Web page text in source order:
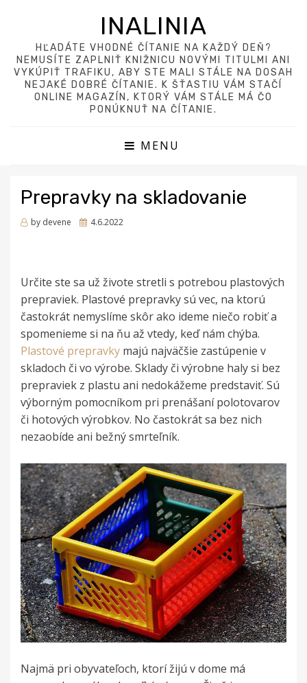
INALINIA
HĽADÁTE VHODNÉ ČÍTANIE NA KAŽDÝ DEŇ?
NEMUSÍTE ZAPLNIŤ KNIŽNICU NOVÝMI TITULMI ANI
VYKÚPIŤ TRAFIKU, ABY STE MALI STÁLE NA DOSAH
NEJAKÉ DOBRÉ ČÍTANIE. K ŠŤASTIU VÁM STAČÍ
ONLINE MAGAZÍN, KTORÝ VÁM STÁLE MÁ ČO
PONÚKNUŤ NA ČÍTANIE.
MENU
Prepravky na skladovanie
by devene
Posted
4.6.2022
Určite ste sa už živote stretli s potrebou plastových
prepraviek. Plastové prepravky sú vec, na ktorú
častokrát nemyslíme skôr ako ideme niečo robiť a
spomenieme si na ňu až vtedy, keď nám chýba.
Plastové prepravky majú najväčšie zastúpenie v
skladoch či vo výrobe. Sklady či výrobne haly si bez
prepraviek z plastu ani nedokážeme predstaviť. Sú
výborným pomocníkom pri prenášaní polotovarov
či hotových výrobkov. No častokrát sa bez nich
nezaobíde ani bežný smrteľník.
Najmä pri obyvateľoch, ktorí žijú v dome má